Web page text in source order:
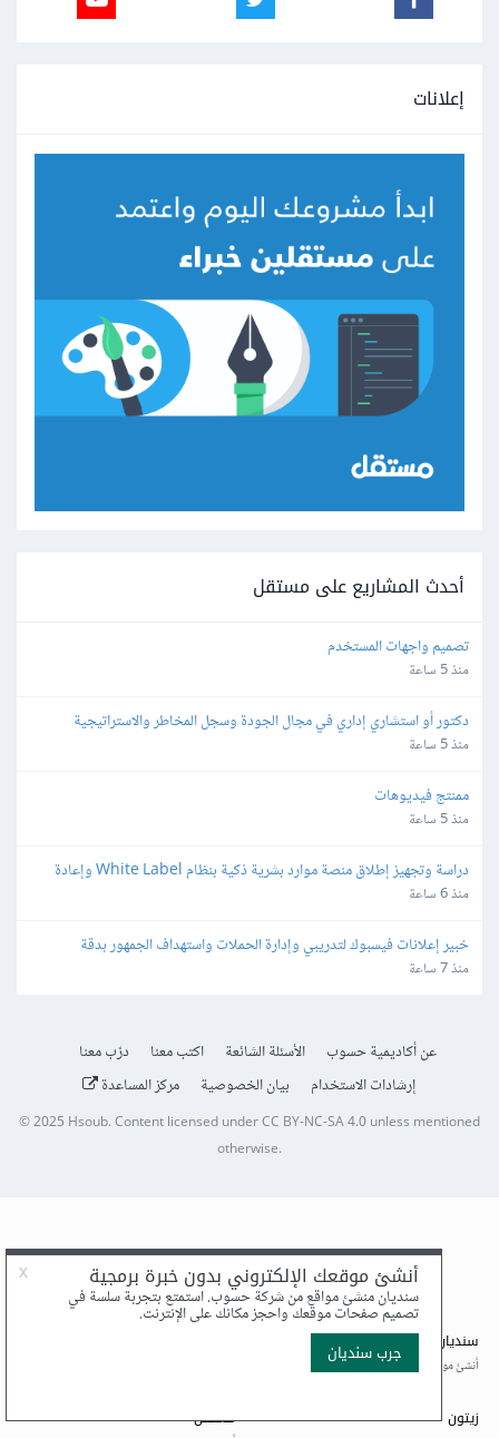
إعلانات
أحدث المشاريع على مستقل
تصميم واجهات المستخدم
منذ 5 ساعة
والمجالات القانونية
منذ 5 ساعة
ممنتج فيديوهات
منذ 5 ساعة
البيع
منذ 6 ساعة
خبير إعلانات فيسبوك لتدريبي وإدارة الحملات واستهداف الجمهور بدقة
منذ 7 ساعة
عن أكاديمية حسوب الأسئلة الشائعة اكتب معنا
درّب معنا
إرشادات الاستخدام
بيان الخصوصية مركز المساعدة
© 2025 Hsoub.Content licensed underCC BY-NC-SA 4.0unless mentioned
otherwise.